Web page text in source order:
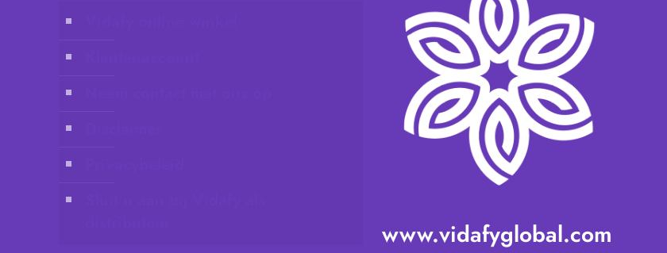
www.vidafyglobal.com